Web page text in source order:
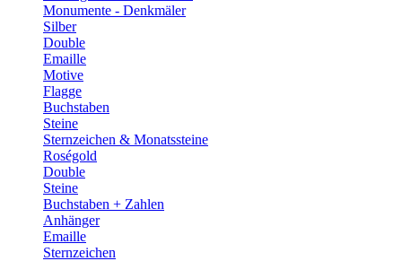
Monumente - Denkmäler
Silber
Double
Emaille
Motive
Flagge
Buchstaben
Steine
Sternzeichen & Monatssteine
Roségold
Double
Steine
Buchstaben + Zahlen
Anhänger
Emaille
Sternzeichen